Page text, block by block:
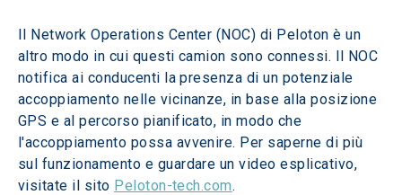
Il Network Operations Center (NOC) di Peloton è un
altro modo in cui questi camion sono connessi. Il NOC
notifica ai conducenti la presenza di un potenziale
accoppiamento nelle vicinanze, in base alla posizione
GPS e al percorso pianificato, in modo che
l'accoppiamento possa avvenire. Per saperne di più
sul funzionamento e guardare un video esplicativo,
visitate il sito Peloton-tech.com.